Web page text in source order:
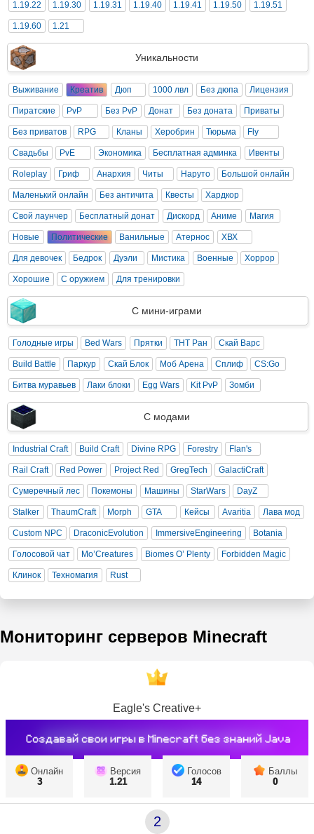
1.19.22 1.19.30 1.19.31 1.19.40 1.19.41 1.19.50 1.19.51
1.19.60 1.21
Уникальности
Выживание Креатив Дюп 1000 лвл Без дюпа Лицензия
Пиратские PvP Без PvP Донат Без доната Приваты
Без приватов RPG Кланы Херобрин Тюрьма Fly
Свадьбы PvE Экономика Бесплатная админка Ивенты
Roleplay Гриф Анархия Читы Наруто Большой онлайн
Маленький онлайн Без античита Квесты Хардкор
Свой лаунчер Бесплатный донат Дискорд Аниме Магия
Новые Политические Ванильные Атернос ХВХ
Для девочек Бедрок Дуэли Мистика Военные Хоррор
Хорошие С оружием Для тренировки
С мини-играми
Голодные игры Bed Wars Прятки ТНТ Ран Скай Варс
Build Battle Паркур Скай Блок Моб Арена Сплиф CS:Go
Битва муравьев Лаки блоки Egg Wars Kit PvP Зомби
С модами
Industrial Craft Build Craft Divine RPG Forestry Flan's
Rail Craft Red Power Project Red GregTech GalactiCraft
Сумеречный лес Покемоны Машины StarWars DayZ
Stalker ThaumCraft Morph GTA Кейсы Avaritia Лава мод
Custom NPC DraconicEvolution ImmersiveEngineering Botania
Голосовой чат Mo’Creatures Biomes O’ Plenty Forbidden Magic
Клинок Техномагия Rust
Мониторинг серверов Minecraft
Eagle's Creative+
Онлайн
3
Версия
1.21
Голосов
14
Баллы
0
2